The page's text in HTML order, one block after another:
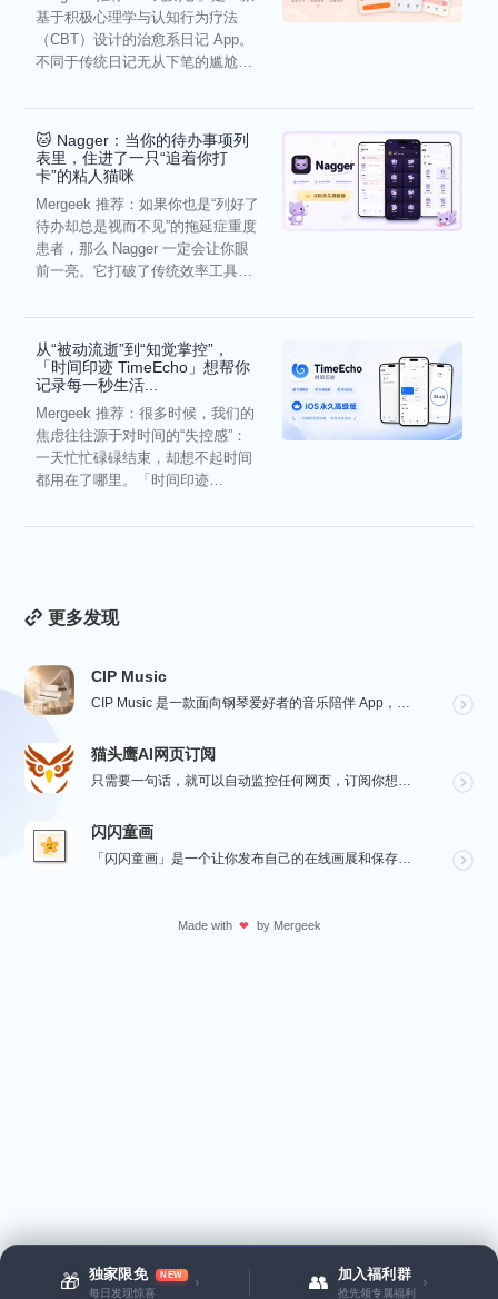
🎁 独家限免 NEW
每日发现惊喜
› 👥 加入福利群
抢先领专属福利
›
基于积极心理学与认知行为疗法
（CBT）设计的治愈系日记 App。
不同于传统日记无从下笔的尴尬，
🐱 Nagger：当你的待办事项列
表里，住进了一只“追着你打
卡”的粘人猫咪
Mergeek 推荐：如果你也是“列好了
待办却总是视而不见”的拖延症重度
患者，那么 Nagger 一定会让你眼
前一亮。它打破了传统效率工具冰
从“被动流逝”到“知觉掌控”，
「时间印迹 TimeEcho」想帮你
记录每一秒生活...
Mergeek 推荐：很多时候，我们的
焦虑往往源于对时间的“失控感”：
一天忙忙碌碌结束，却想不起时间
都用在了哪里。「时间印迹
更多发现
CIP Music
猫头鹰AI网页订阅
闪闪童画
Made with ❤ by Mergeek